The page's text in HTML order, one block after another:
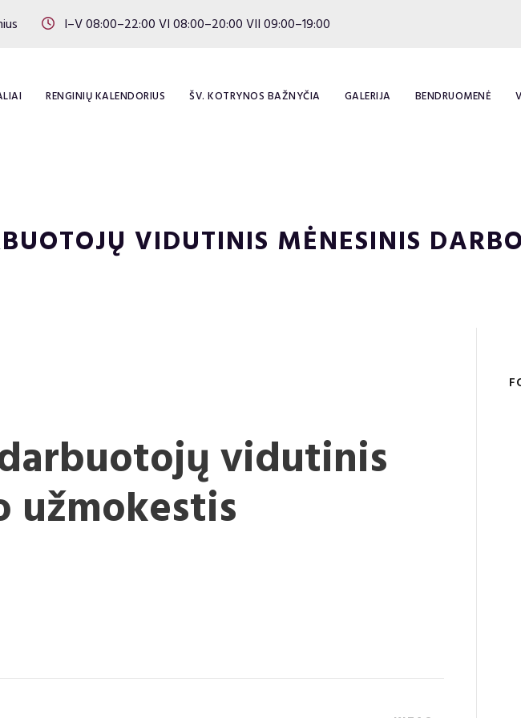
I–V 08:00–22:00 VI 08:00–20:00 VII 09:00–19:00
RENGINIŲ KALENDORIUS ŠV. KOTRYNOS BAŽNYČIA GALERIJA BENDRUOMENĖ
VIDUTINIS MĖNESINIS
vidutinis
užmokestis